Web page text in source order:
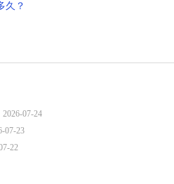
久？
2026-07-24
07-23
22